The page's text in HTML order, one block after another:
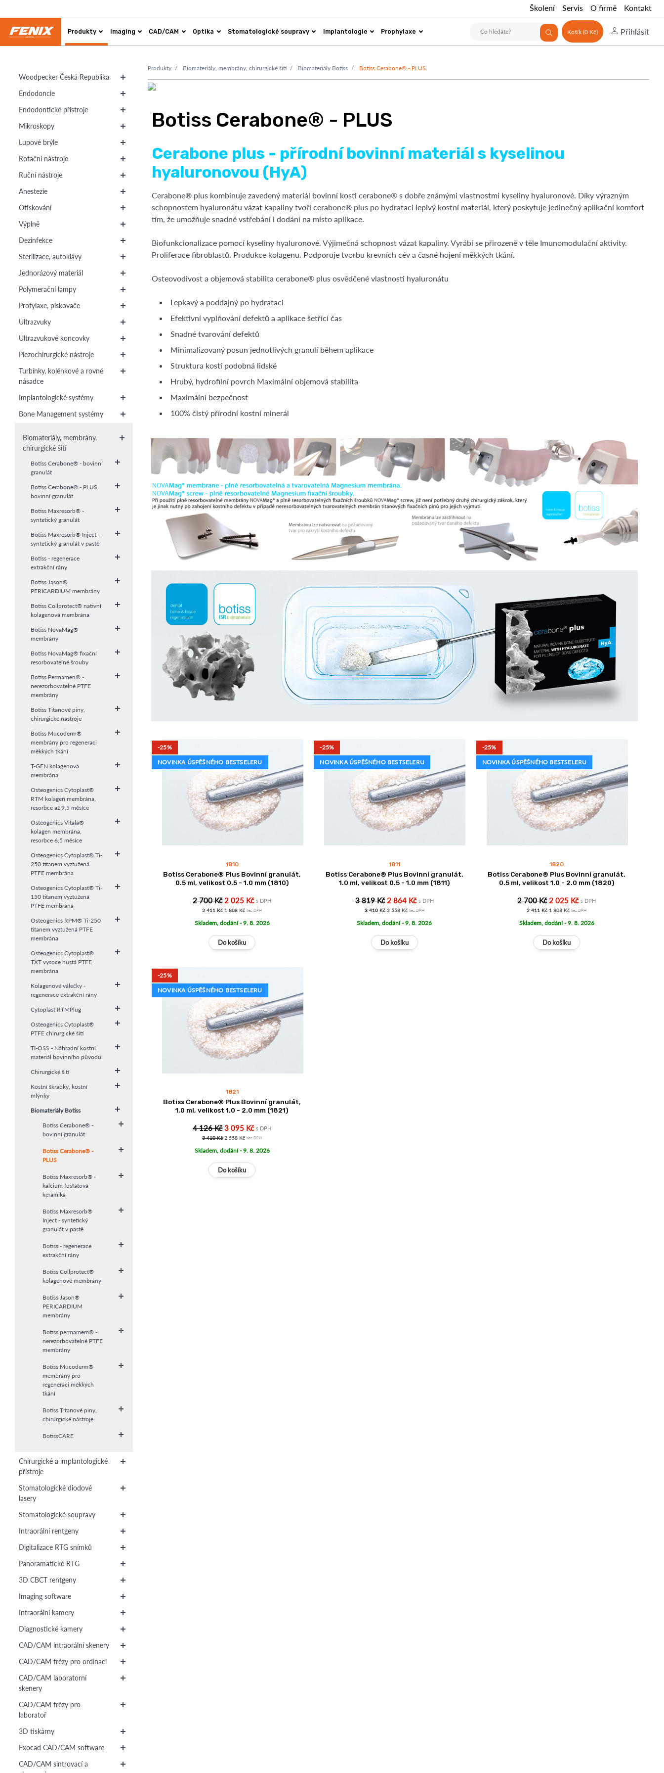
Školení Servis O firmě Kontakt
Produkty Imaging CAD/CAM Optika Stomatologické soupravy Implantologie Prophylaxe Košík (0 Kč) Přihlásit
Woodpecker Česká Republika
Endodoncie
Endodontické přístroje
Mikroskopy
Lupové brýle
Rotační nástroje
Ruční nástroje
Anestezie
Otiskování
Výplně
Dezinfekce
Sterilizace, autoklávy
Jednorázový materiál
Polymerační lampy
Profylaxe, pískovače
Ultrazvuky
Ultrazvukové koncovky
Piezochirurgické nástroje
Turbínky, kolénkové a rovné
násadce
Implantologické systémy
Bone Management systémy
Biomateriály, membrány,
chirurgické šití
Botiss Cerabone® - bovinní
granulát
Botiss Cerabone® - PLUS
bovinní granulát
Botiss Maxresorb® -
syntetický granulát
Botiss Maxresorb® Inject -
syntetický granulát v pastě
Botiss - regenerace
extrakční rány
Botiss Jason®
PERICARDIUM membrány
Botiss Collprotect® nativní
kolagenová membrána
Botiss NovaMag®
membrány
Botiss NovaMag® fixační
resorbovatelné šrouby
Botiss Permamen® -
nerezorbovatelné PTFE
membrány
Botiss Titanové piny,
chirurgické nástroje
Botiss Mucoderm®
membrány pro regeneraci
měkkých tkání
T-GEN kolagenová
membrána
Osteogenics Cytoplast®
RTM kolagen membrána,
resorbce až 9,5 měsíce
Osteogenics Vitala®
kolagen membrána,
resorbce 6,5 měsíce
Osteogenics Cytoplast® Ti-
250 titanem vyztužená
PTFE membrána
Osteogenics Cytoplast® Ti-
150 titanem vyztužená
PTFE membrána
Osteogenics RPM® Ti-250
titanem vyztužená PTFE
membrána
Osteogenics Cytoplast®
TXT vysoce hustá PTFE
membrána
Kolagenové válečky -
regenerace extrakční rány
Cytoplast RTMPlug
Osteogenics Cytoplast®
PTFE chirurgické šití
TI-OSS - Náhradní kostní
materiál bovinního původu
Chirurgické šití
Kostní škrabky, kostní
mlýnky
Biomateriály Botiss
Botiss Cerabone® -
bovinní granulát
Botiss Cerabone® -
PLUS
Botiss Maxresorb® -
kalcium fosfátová
keramika
Botiss Maxresorb®
Inject - syntetický
granulát v pastě
Botiss - regenerace
extrakční rány
Botiss Collprotect®
kolagenové membrány
Botiss Jason®
PERICARDIUM
membrány
Botiss permamem® -
nerezorbovatelné PTFE
membrány
Botiss Mucoderm®
membrány pro
regeneraci měkkých
tkání
Botiss Titanové piny,
chirurgické nástroje
BotissCARE
Chirurgické a implantologické
přístroje
Stomatologické diodové
lasery
Stomatologické soupravy
Intraorální rentgeny
Digitalizace RTG snímků
Panoramatické RTG
3D CBCT rentgeny
Imaging software
Intraorální kamery
Diagnostické kamery
CAD/CAM intraorální skenery
CAD/CAM frézy pro ordinaci
CAD/CAM laboratorní
skenery
CAD/CAM frézy pro
laboratoř
3D tiskárny
Exocad CAD/CAM software
CAD/CAM sintrovací a
Produkty Biomateriály, membrány, chirurgické šití Biomateriály Botiss Botiss Cerabone® - PLUS
Botiss Cerabone® - PLUS
Cerabone plus - přírodní bovinní materiál s kyselinou
hyaluronovou (HyA)
Cerabone® plus kombinuje zavedený materiál bovinní kosti cerabone® s dobře známými vlastnostmi kyseliny hyaluronové. Díky výrazným
schopnostem hyaluronátu vázat kapaliny tvoří cerabone® plus po hydrataci lepivý kostní materiál, který poskytuje jedinečný aplikační komfort
tím, že umožňuje snadné vstřebání i dodání na místo aplikace.
Biofunkcionalizace pomocí kyseliny hyaluronové. Výjimečná schopnost vázat kapaliny. Vyrábí se přirozeně v těle Imunomodulační aktivity.
Proliferace fibroblastů. Produkce kolagenu. Podporuje tvorbu krevních cév a časné hojení měkkých tkání.
Osteovodivost a objemová stabilita cerabone® plus osvědčené vlastnosti hyaluronátu
Lepkavý a poddajný po hydrataci
Efektivní vyplňování defektů a aplikace šetřící čas
Snadné tvarování defektů
Minimalizovaný posun jednotlivých granulí během aplikace
Struktura kostí podobná lidské
Hrubý, hydrofilní povrch Maximální objemová stabilita
Maximální bezpečnost
100% čistý přírodní kostní minerál
-25%
NOVINKA ÚSPĚŠNÉHO BESTSELERU
1810
Botiss Cerabone® Plus Bovinní granulát,
0.5 ml, velikost 0.5 - 1.0 mm (1810)
2 700 Kč 2 025 Kčs DPH
2 411 Kč 1 808 Kčbez DPH
Skladem, dodání - 9. 8. 2026
-25%
NOVINKA ÚSPĚŠNÉHO BESTSELERU
1811
Botiss Cerabone® Plus Bovinní granulát,
1.0 ml, velikost 0.5 - 1.0 mm (1811)
3 819 Kč 2 864 Kč s DPH
3 410 Kč 2 558 Kč bez DPH
Skladem, dodání - 9. 8. 2026
-25%
NOVINKA ÚSPĚŠNÉHO BESTSELERU
1820
Botiss Cerabone® Plus Bovinní granulát,
0.5 ml, velikost 1.0 - 2.0 mm (1820)
2 700 Kč 2 025 Kčs DPH
2 411 Kč 1 808 Kčbez DPH
Skladem, dodání - 9. 8. 2026
-25%
NOVINKA ÚSPĚŠNÉHO BESTSELERU
1821
Botiss Cerabone® Plus Bovinní granulát,
1.0 ml, velikost 1.0 - 2.0 mm (1821)
4 126 Kč 3 095 Kčs DPH
3 410 Kč 2 558 Kčbez DPH
Skladem, dodání - 9. 8. 2026